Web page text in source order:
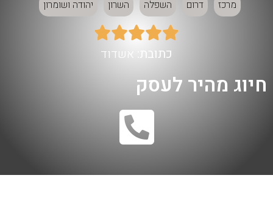
מרכז דרום השפלה השרון יהודה ושומרון





כתובת: אשדוד
חיוג מהיר לעסק